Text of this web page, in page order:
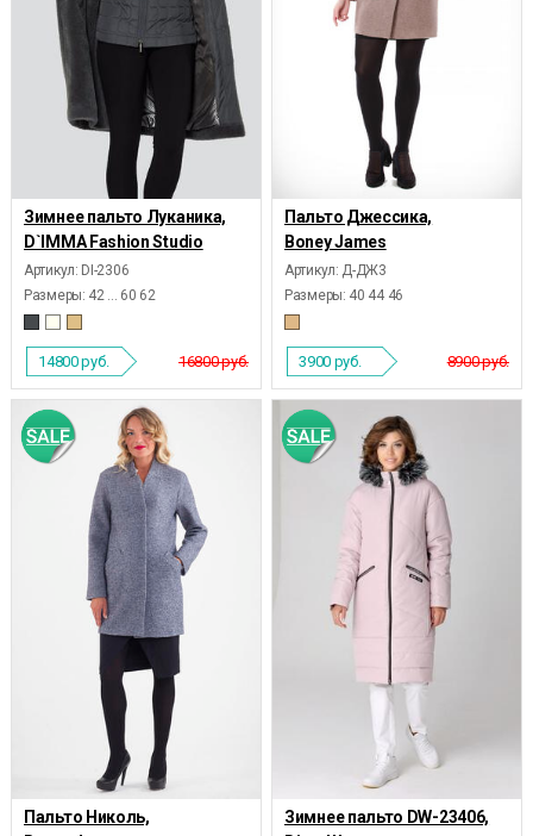
Зимнее пальто Луканика,
D`IMMA Fashion Studio
Артикул: DI-2306
Размеры: 42 ... 60 62
16800 руб.
14800руб.
Пальто Джессика,
Boney James
Артикул: Д-ДЖ3
Размеры: 40 44 46
8900 руб.
3900 руб.
Пальто Николь,
Зимнее пальто DW-23406,